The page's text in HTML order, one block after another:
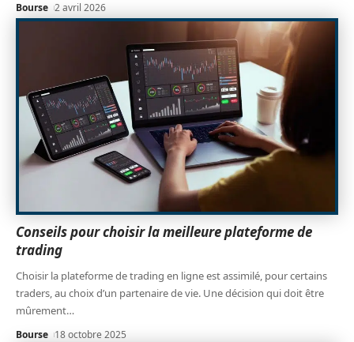
Bourse 2 avril 2026
Conseils pour choisir la meilleure plateforme de
trading
Choisir la plateforme de trading en ligne est assimilé, pour certains
traders, au choix d’un partenaire de vie. Une décision qui doit être
mûrement…
Bourse 18 octobre 2025